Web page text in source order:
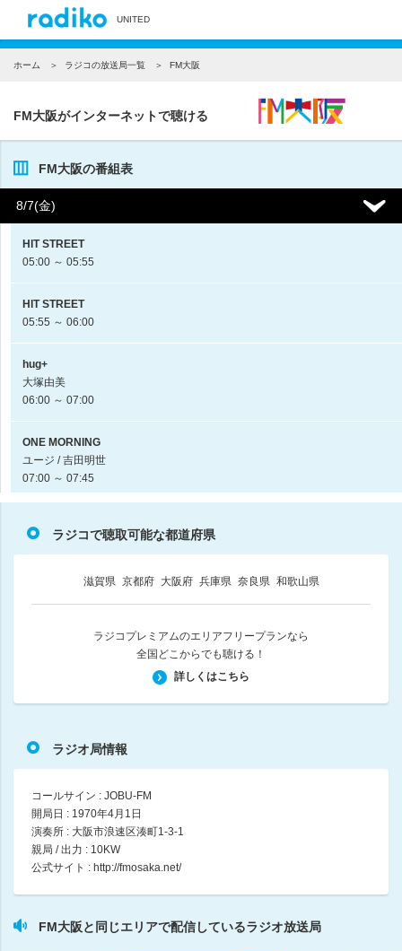
UNITED
ホーム ラジコの放送局一覧 FM大阪
FM大阪がインターネットで聴ける
FM大阪の番組表
8/7(金)
HIT STREET
05:00 ～ 05:55
HIT STREET
05:55 ～ 06:00
hug+
大塚由美
06:00 ～ 07:00
ONE MORNING
ユージ / 吉田明世
07:00 ～ 07:45
大塚由美
07:45 ～ 07:50
ONE MORNING
ユージ / 吉田明世
08:00 ～ 08:20
hug+
大塚由美
08:20 ～ 11:00
松任谷由実
ラジコで聴取可能な都道府県
滋賀県 京都府 大阪府 兵庫県 奈良県 和歌山県
ラジコプレミアムのエリアフリープランなら
全国どこからでも聴ける！
詳しくはこちら
ラジオ局情報
コールサイン : JOBU-FM
開局日 : 1970年4月1日
演奏所 : 大阪市浪速区湊町1-3-1
親局 / 出力 : 10KW
公式サイト : http://fmosaka.net/
FM大阪と同じエリアで配信しているラジオ放送局